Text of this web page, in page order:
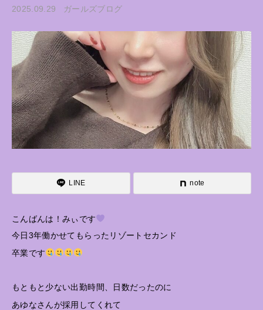
2025.09.29 ガールズブログ
LINE note
こんばんは！みぃです
今日3年働かせてもらったリゾートセカンド
卒業です
もともと少ない出勤時間、日数だったのに
あゆなさんが採用してくれて